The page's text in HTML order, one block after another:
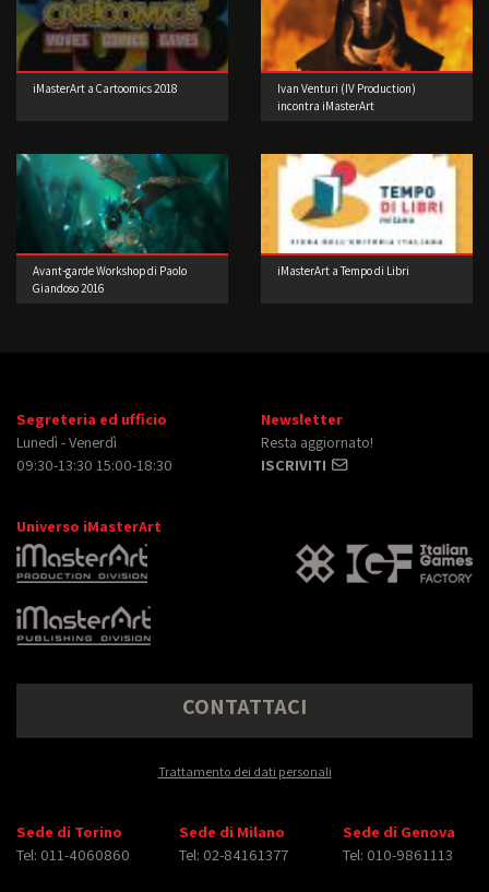
iMasterArt a Cartoomics 2018
Ivan Venturi (IV Production)
incontra iMasterArt
Avant-garde Workshop di Paolo
Giandoso 2016
iMasterArt a Tempo di Libri
Segreteria ed ufficio
Lunedì - Venerdì
09:30-13:30 15:00-18:30
Newsletter
Resta aggiornato!
ISCRIVITI
Universo iMasterArt
CONTATTACI
Trattamento dei dati personali
Sede di Torino
Tel: 011-4060860
Sede di Milano
Tel: 02-84161377
Sede di Genova
Tel: 010-9861113